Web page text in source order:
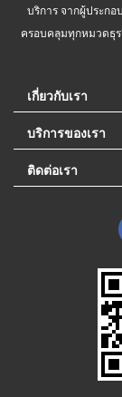
บริการ จากผู้ประก
ครอบคลุมทุกหมวดธุ
เกี่ยวกับเรา
บริการของเรา
ติดต่อเรา